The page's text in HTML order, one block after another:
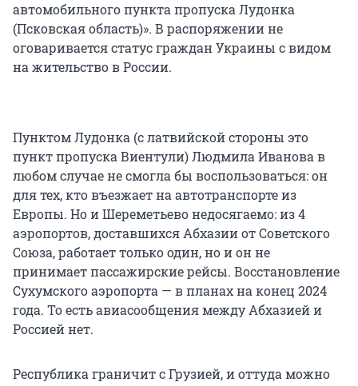
автомобильного пункта пропуска Лудонка
(Псковская область)». В распоряжении не
оговаривается статус граждан Украины с видом
на жительство в России.
Пунктом Лудонка (с латвийской стороны это
пункт пропуска Виентули) Людмила Иванова в
любом случае не смогла бы воспользоваться: он
для тех, кто въезжает на автотранспорте из
Европы. Но и Шереметьево недосягаемо: из 4
аэропортов, доставшихся Абхазии от Советского
Союза, работает только один, но и он не
принимает пассажирские рейсы. Восстановление
Сухумского аэропорта — в планах на конец 2024
года. То есть авиасообщения между Абхазией и
Россией нет.
Республика граничит с Грузией, и оттуда можно